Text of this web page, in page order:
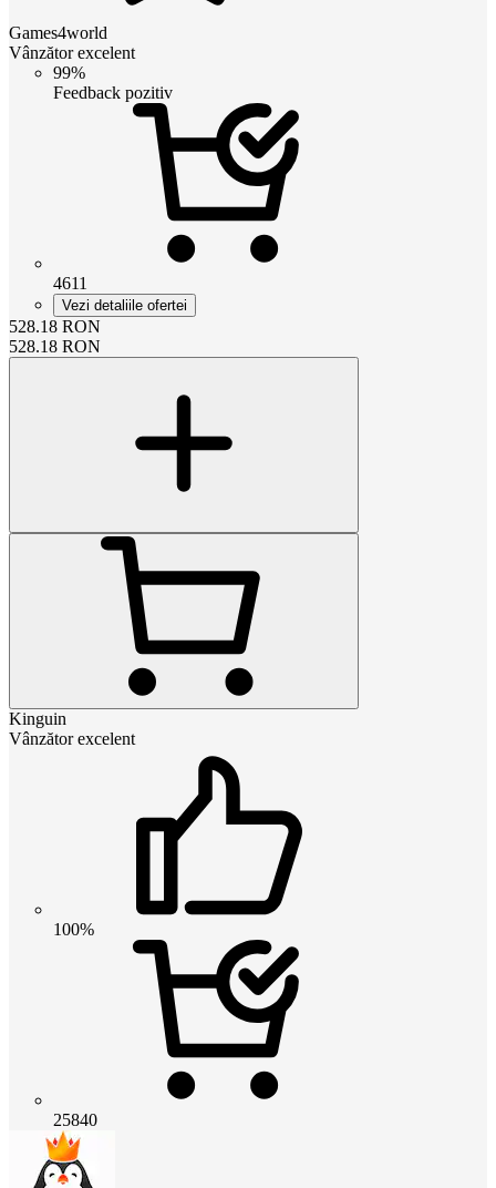
Games4world
Vânzător excelent
99%
Feedback pozitiv
4611
Vezi detaliile ofertei
528.18 RON
528.18 RON
Kinguin
Vânzător excelent
100%
25840